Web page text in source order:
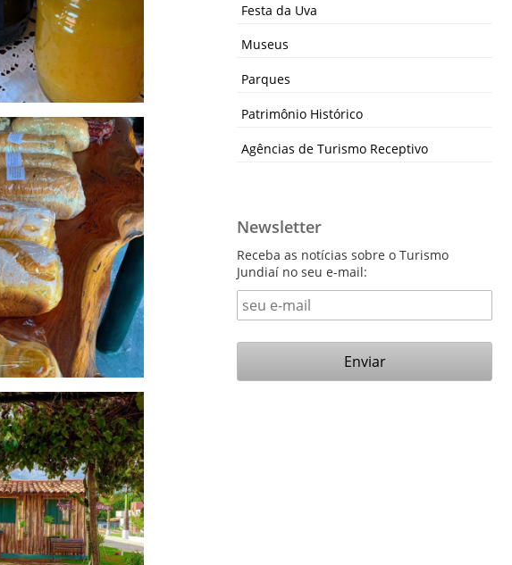
Festa da Uva
Museus
Parques
Patrimônio Histórico
Agências de Turismo Receptivo
Newsletter
Receba as notícias sobre o Turismo
Jundiaí no seu e-mail: